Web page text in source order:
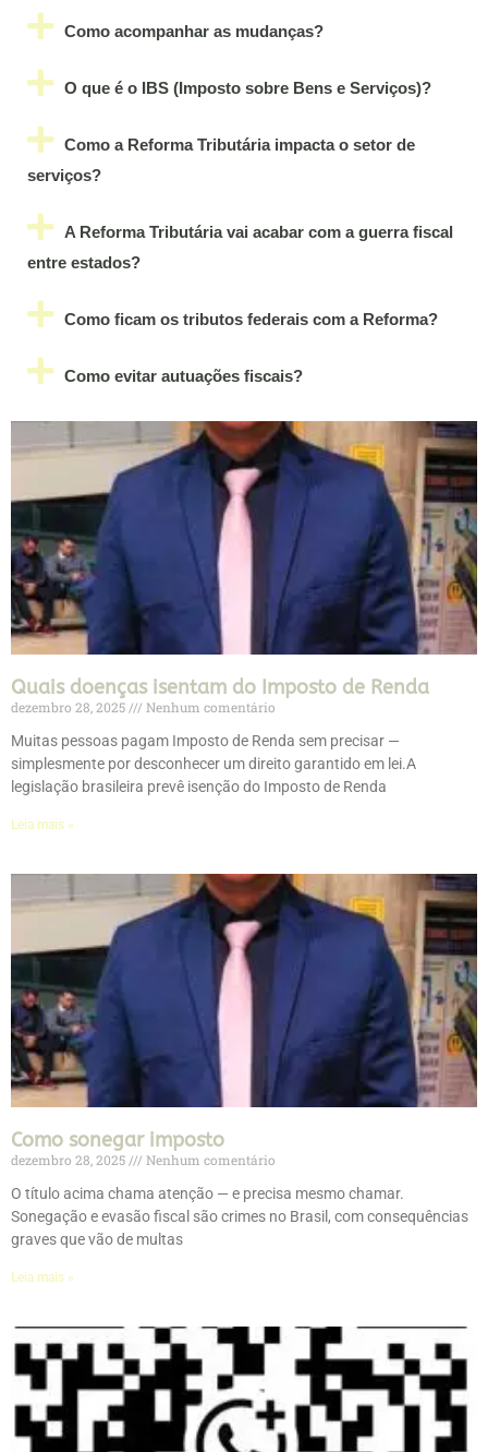
Como acompanhar as mudanças?
O que é o IBS (Imposto sobre Bens e Serviços)?
Como a Reforma Tributária impacta o setor de
serviços?
A Reforma Tributária vai acabar com a guerra fiscal
entre estados?
Como ficam os tributos federais com a Reforma?
Como evitar autuações fiscais?
Quais doenças isentam do Imposto de Renda
dezembro 28, 2025
Nenhum comentário
Muitas pessoas pagam Imposto de Renda sem precisar —
simplesmente por desconhecer um direito garantido em lei.A
legislação brasileira prevê isenção do Imposto de Renda
Leia mais »
Como sonegar imposto
dezembro 28, 2025
Nenhum comentário
O título acima chama atenção — e precisa mesmo chamar.
Sonegação e evasão fiscal são crimes no Brasil, com consequências
graves que vão de multas
Leia mais »